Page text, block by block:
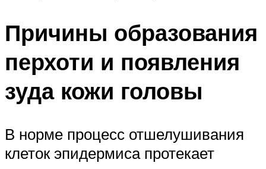
Причины образования
перхоти и появления
зуда кожи головы
В норме процесс отшелушивания
клеток эпидермиса протекает